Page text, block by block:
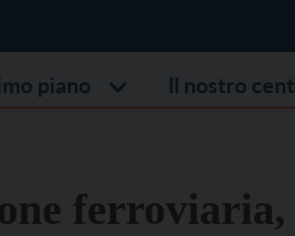
piano Il nostro
ferroviaria,